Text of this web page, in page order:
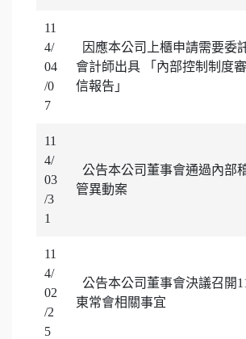
11
4/
04
/0
7
因應本公司上櫃申請需要委
會計師出具 「內部控制制度
信報告」
11
4/
03
/3
1
公告本公司董事會通過內部
管異動案
11
4/
02
/2
5
公告本公司董事會決議召開
東常會相關事宜